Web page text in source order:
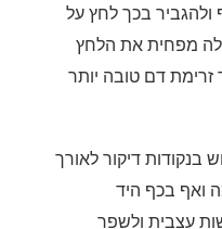
ולהגביר בכך לחץ על
מפחית את הלחץ
דם טובה יותר
בנקודות דיקור לאורך
ואף בכף היד
עצבית ולשפר